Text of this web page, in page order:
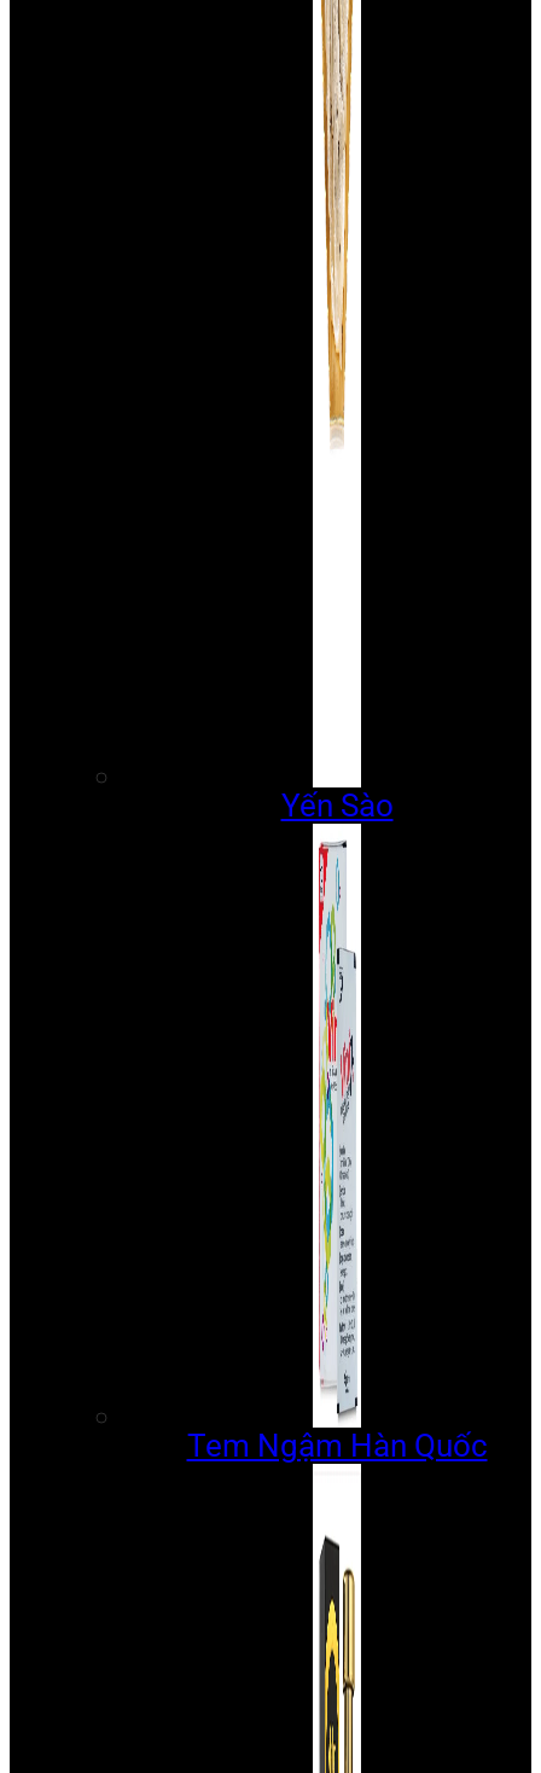
Yến Sào
Tem Ngậm Hàn Quốc